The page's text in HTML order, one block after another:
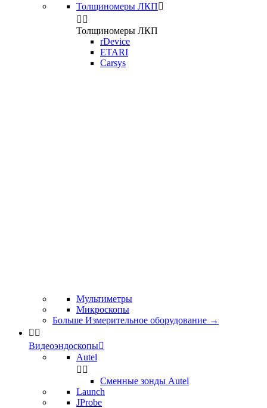
Толщиномеры ЛКП
 
Толщиномеры ЛКП
rDevice
ETARI
Carsys
Мультиметры
Микроскопы
Больше Измерительное оборудование →
 
Видеоэндоскопы
Autel
 
Сменные зонды Autel
Launch
JProbe